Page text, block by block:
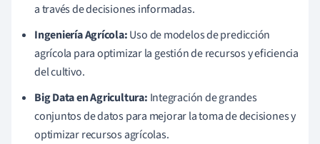
a través de decisiones informadas.
Ingeniería Agrícola:Uso de modelos de predicción
agrícola para optimizar la gestión de recursos y eficiencia
del cultivo.
Big Data en Agricultura: Integración de grandes
conjuntos de datos para mejorar la toma de decisiones y
optimizar recursos agrícolas.